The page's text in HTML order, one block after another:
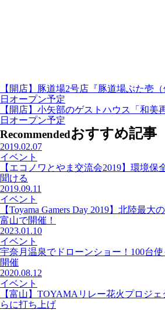
【開店】豚道場2号店『豚道場ぶた壱
日オープン予定
【開店】小矢部のゲストハウス「和美
日オープン予定
Recommendedおすすめ記事
2019.02.07
イベント
【エコノワとやま交流会2019】環境
聞ける
2019.09.11
イベント
【Toyama Gamers Day 2019】北陸最
富山で開催！
2023.01.10
イベント
宇奈月温泉でドローンショー！100台
開催
2020.08.12
イベント
【富山】TOYAMAリレー花火プロジ
らに打ち上げ